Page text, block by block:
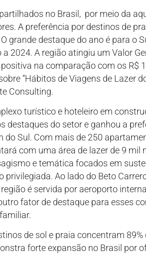
no Brasil, por meio da
A preferência por destinos de
grande destaque do ano é para o
2024. A região atingiu um Valor
na comparação com os R$
“Hábitos de Viagens de Lazer
Consulting.
turístico e hoteleiro em
destaques do setor e ganhou a
Sul. Com mais de 250
com uma área de lazer de 9 mil
e temática focados em
Ao lado do Beto
é servida por aeroporto
fator de destaque para esses
de sol e praia concentram
forte expansão no Brasil por